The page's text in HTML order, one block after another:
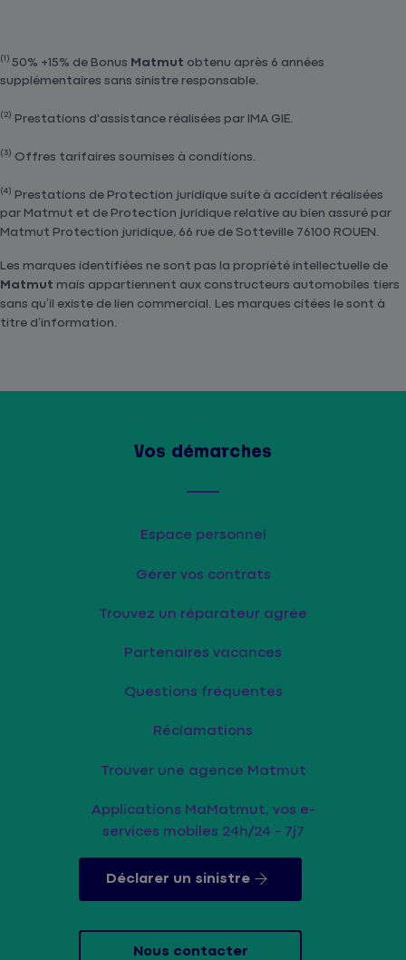
(1) 50% +15% de Bonus Matmut obtenu après 6 années
supplémentaires sans sinistre responsable.
(2) Prestations d'assistance réalisées par IMA GIE.
(3) Offres tarifaires soumises à conditions.
(4) Prestations de Protection juridique suite à accident réalisées
par Matmut et de Protection juridique relative au bien assuré par
Matmut Protection juridique, 66 rue de Sotteville 76100 ROUEN.
Les marques identifiées ne sont pas la propriété intellectuelle de
Matmut mais appartiennent aux constructeurs automobiles tiers
sans qu’il existe de lien commercial. Les marques citées le sont à
titre d’information.
Vos démarches
Espace personnel
Gérer vos contrats
Trouvez un réparateur agrée
Partenaires vacances
Questions fréquentes
Réclamations
Trouver une agence Matmut
Applications MaMatmut, vos e-
services mobiles 24h/24 - 7j7
Déclarer un sinistre
Nous contacter